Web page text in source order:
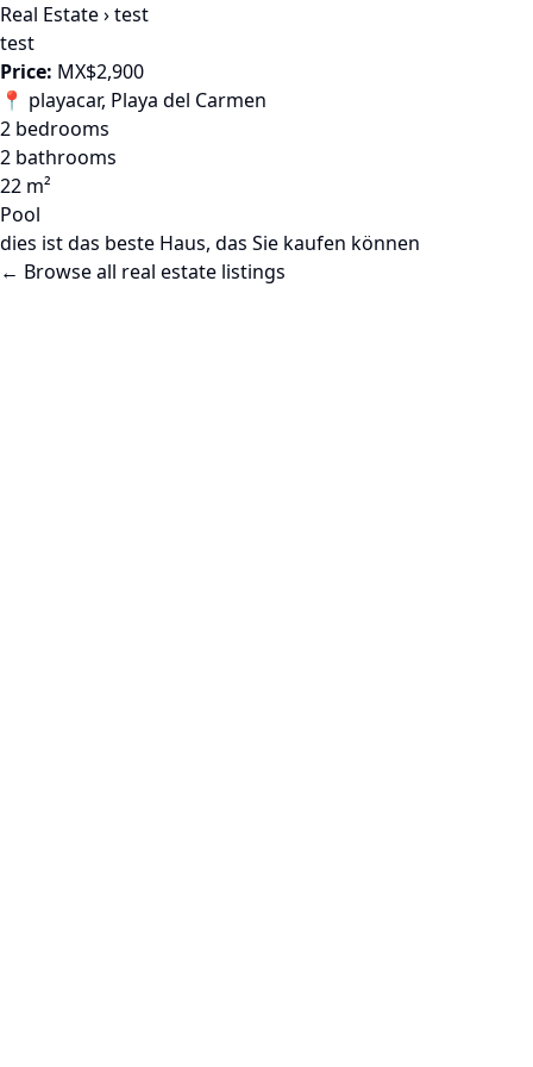
Real Estate›test
test
Price: MX$2,900
📍 playacar, Playa del Carmen
2 bedrooms
2 bathrooms
22 m²
Pool
dies ist das beste Haus, das Sie kaufen können
← Browse all real estate listings